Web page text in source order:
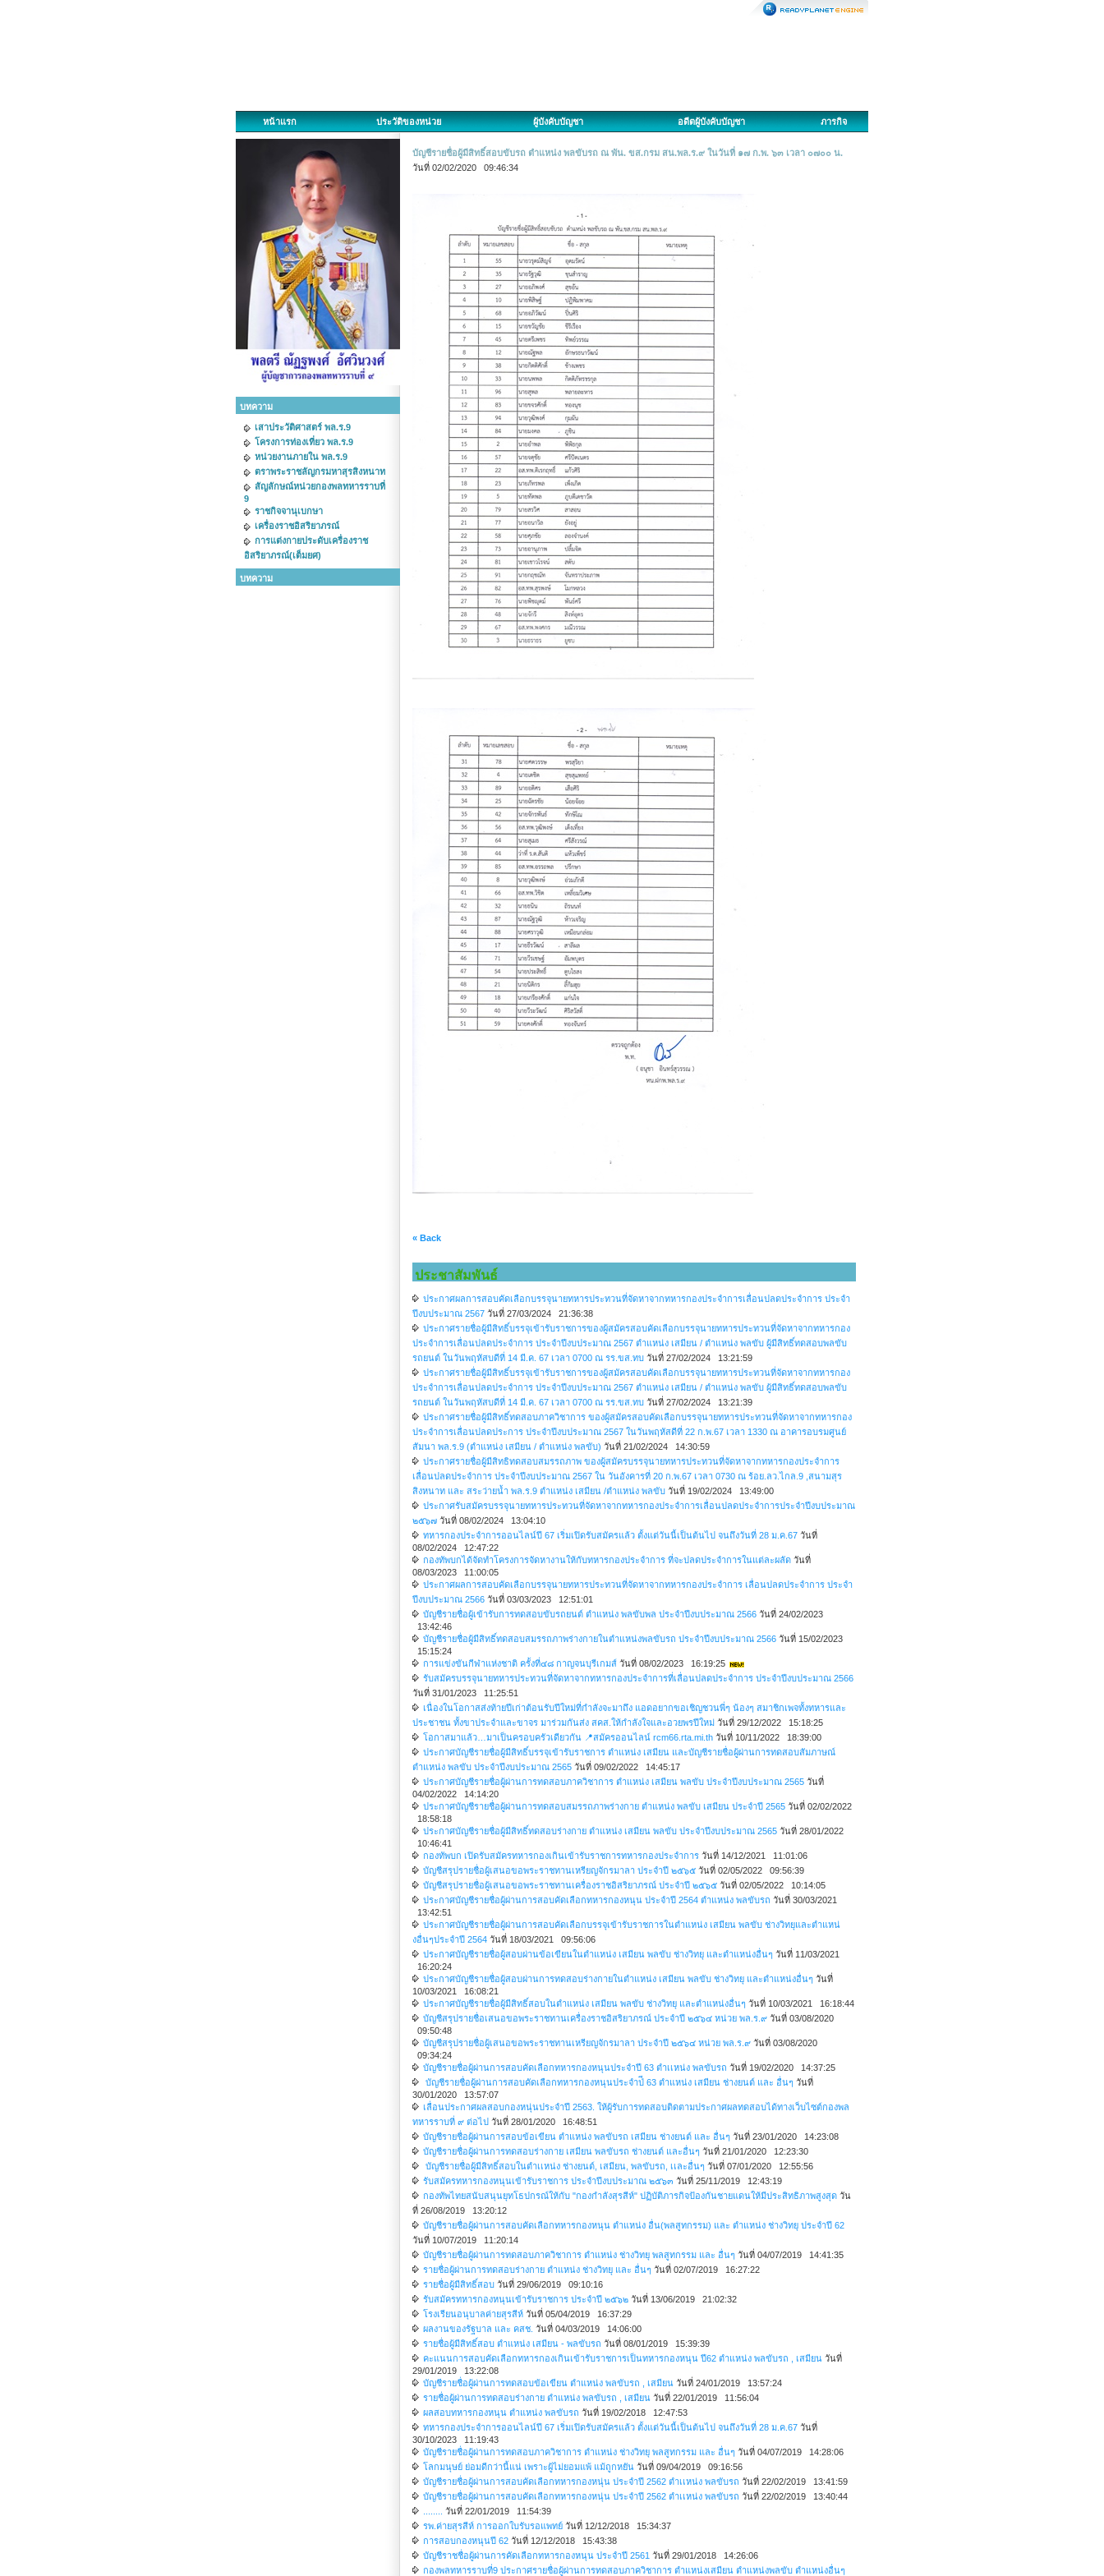
หน้าแรก ประวัติของหน่วย ผู้บังคับบัญชา อดีตผู้บังคับบัญชา ภารกิจ
บทความ
เสาประวัติศาสตร์ พล.ร.9
โครงการท่องเที่ยว พล.ร.9
หน่วยงานภายใน พล.ร.9
ตราพระราชลัญกรมหาสุรสิงหนาท
สัญลักษณ์หน่วยกองพลทหารราบที่
9
ราชกิจจานุเบกษา
เครื่องราชอิสริยาภรณ์
การแต่งกายประดับเครื่องราช
อิสริยาภรณ์(เต็มยศ)
บทความ
บัญชีรายชื่อผู้มีสิทธิ์สอบขับรถ ตำแหน่ง พลขับรถ ณ พัน. ขส.กรม สน.พล.ร.๙ ในวันที่ ๑๗ ก.พ. ๖๓ เวลา ๐๗๐๐ น.
วันที่ 02/02/2020 09:46:34
« Back
ประชาสัมพันธ์
ประกาศผลการสอบคัดเลือกบรรจุนายทหารประทวนที่จัดหาจากทหารกองประจำการเลื่อนปลดประจำการ ประจำ
ปีงบประมาณ 2567 วันที่ 27/03/2024 21:36:38
ประกาศรายชื่อผู้มีสิทธิ์บรรจุเข้ารับราชการของผู้สมัครสอบคัดเลือกบรรจุนายทหารประทวนที่จัดหาจากทหารกอง
ประจำการเลื่อนปลดประจำการ ประจำปีงบประมาณ 2567 ตำแหน่ง เสมียน / ตำแหน่ง พลขับ ผู้มีสิทธิ์ทดสอบพลขับ
รถยนต์ ในวันพฤหัสบดีที่ 14 มี.ค. 67 เวลา 0700 ณ รร.ขส.ทบ วันที่ 27/02/2024 13:21:59
ประกาศรายชื่อผู้มีสิทธิ์บรรจุเข้ารับราชการของผู้สมัครสอบคัดเลือกบรรจุนายทหารประทวนที่จัดหาจากทหารกอง
ประจำการเลื่อนปลดประจำการ ประจำปีงบประมาณ 2567 ตำแหน่ง เสมียน / ตำแหน่ง พลขับ ผู้มีสิทธิ์ทดสอบพลขับ
รถยนต์ ในวันพฤหัสบดีที่ 14 มี.ค. 67 เวลา 0700 ณ รร.ขส.ทบ วันที่ 27/02/2024 13:21:39
ประกาศรายชื่อผู้มีสิทธิ์ทดสอบภาควิชาการ ของผู้สมัครสอบคัดเลือกบรรจุนายทหารประทวนที่จัดหาจากทหารกอง
ประจำการเลื่อนปลดประการ ประจำปีงบประมาณ 2567 ในวันพฤหัสดีที่ 22 ก.พ.67 เวลา 1330 ณ อาคารอบรมศูนย์
สัมนา พล.ร.9 (ตำแหน่ง เสมียน / ตำแหน่ง พลขับ) วันที่ 21/02/2024 14:30:59
ประกาศรายชื่อผู้มีสิทธิทดสอบสมรรถภาพ ของผู้สมัครบรรจุนายทหารประทวนที่จัดหาจากทหารกองประจำการ
เลื่อนปลดประจำการ ประจำปีงบประมาณ 2567 ใน วันอังคารที่ 20 ก.พ.67 เวลา 0730 ณ ร้อย.ลว.ไกล.9 ,สนามสุร
สิงหนาท และ สระว่ายน้ำ พล.ร.9 ตำแหน่ง เสมียน /ตำแหน่ง พลขับ วันที่ 19/02/2024 13:49:00
ประกาศรับสมัครบรรจุนายทหารประทวนที่จัดหาจากทหารกองประจำการเลื่อนปลดประจำการประจำปีงบประมาณ
๒๕๖๗ วันที่ 08/02/2024 13:04:10
ทหารกองประจำการออนไลน์ปี 67 เริ่มเปิดรับสมัครแล้ว ตั้งแต่วันนี้เป็นต้นไป จนถึงวันที่ 28 ม.ค.67 วันที่
08/02/2024 12:47:22
กองทัพบกได้จัดทำโครงการจัดหางานให้กับทหารกองประจำการ ที่จะปลดประจำการในแต่ละผลัด วันที่
08/03/2023 11:00:05
ประกาศผลการสอบคัดเลือกบรรจุนายทหารประทวนที่จัดหาจากทหารกองประจำการ เลื่อนปลดประจำการ ประจำ
ปีงบประมาณ 2566 วันที่ 03/03/2023 12:51:01
บัญชีรายชื่อผู้เข้ารับการทดสอบขับรถยนต์ ตำแหน่ง พลขับพล ประจำปีงบประมาณ 2566 วันที่ 24/02/2023
13:42:46
บัญชีรายชื่อผู้มีสิทธิ์ทดสอบสมรรถภาพร่างกายในตำแหน่งพลขับรถ ประจำปีงบประมาณ 2566 วันที่ 15/02/2023
15:15:24
การแข่งขันกีฬาแห่งชาติ ครั้งที่๔๘ กาญจนบุรีเกมส์ วันที่ 08/02/2023 16:19:25
รับสมัครบรรจุนายทหารประทวนที่จัดหาจากทหารกองประจำการที่เลื่อนปลดประจำการ ประจำปีงบประมาณ 2566
วันที่ 31/01/2023 11:25:51
เนื่องในโอกาสส่งท้ายปีเก่าต้อนรับปีใหม่ที่กำลังจะมาถึง แอดอยากขอเชิญชวนพี่ๆ น้องๆ สมาชิกเพจทั้งทหารและ
ประชาชน ทั้งขาประจำและขาจร มาร่วมกันส่ง สคส.ให้กำลังใจและอวยพรปีใหม่ วันที่ 29/12/2022 15:18:25
โอกาสมาแล้ว…มาเป็นครอบครัวเดียวกัน 📍สมัครออนไลน์ rcm66.rta.mi.th วันที่ 10/11/2022 18:39:00
ประกาศบัญชีรายชื่อผู้มีสิทธิ์บรรจุเข้ารับราชการ ตำแหน่ง เสมียน และบัญชีรายชื่อผู้ผ่านการทดสอบสัมภาษณ์
ตำแหน่ง พลขับ ประจำปีงบประมาณ 2565 วันที่ 09/02/2022 14:45:17
ประกาศบัญชีรายชื่อผู้ผ่านการทดสอบภาควิชาการ ตำแหน่ง เสมียน พลขับ ประจำปีงบประมาณ 2565 วันที่
04/02/2022 14:14:20
ประกาศบัญชีรายชื่อผู้ผ่านการทดสอบสมรรถภาพร่างกาย ตำแหน่ง พลขับ เสมียน ประจำปี 2565 วันที่ 02/02/2022
18:58:18
ประกาศบัญชีรายชื่อผู้มีสิทธิ์ทดสอบร่างกาย ตำแหน่ง เสมียน พลขับ ประจำปีงบประมาณ 2565 วันที่ 28/01/2022
10:46:41
กองทัพบก เปิดรับสมัครทหารกองเกินเข้ารับราชการทหารกองประจำการ วันที่ 14/12/2021 11:01:06
บัญชีสรุปรายชื่อผู้เสนอขอพระราชทานเหรียญจักรมาลา ประจำปี ๒๕๖๕ วันที่ 02/05/2022 09:56:39
บัญชีสรุปรายชื่อผู้เสนอขอพระราชทานเครื่องราชอิสริยาภรณ์ ประจำปี ๒๕๖๕ วันที่ 02/05/2022 10:14:05
ประกาศบัญชีรายชื่อผู้ผ่านการสอบคัดเลือกทหารกองหนุน ประจำปี 2564 ตำแหน่ง พลขับรถ วันที่ 30/03/2021
13:42:51
ประกาศบัญชีรายชื่อผู้ผ่านการสอบคัดเลือกบรรจุเข้ารับราชการในตำแหน่ง เสมียน พลขับ ช่างวิทยุและตำแหน่
งอื่นๆประจำปี 2564 วันที่ 18/03/2021 09:56:06
ประกาศบัญชีรายชื่อผู้สอบผ่านข้อเขียนในตำแหน่ง เสมียน พลขับ ช่างวิทยุ และตำแหน่งอื่นๆ วันที่ 11/03/2021
16:20:24
ประกาศบัญชีรายชื่อผู้สอบผ่านการทดสอบร่างกายในตำแหน่ง เสมียน พลขับ ช่างวิทยุ และตำแหน่งอื่นๆ วันที่
10/03/2021 16:08:21
ประกาศบัญชีรายชื่อผู้มีสิทธิ์สอบในตำแหน่ง เสมียน พลขับ ช่างวิทยุ และตำแหน่งอื่นๆ วันที่ 10/03/2021 16:18:44
บัญชีสรุปรายชื่อเสนอขอพระราชทานเครื่องราชอิสริยาภรณ์ ประจำปี ๒๕๖๔ หน่วย พล.ร.๙ วันที่ 03/08/2020
09:50:48
บัญชีสรุปรายชื่อผู้เสนอขอพระราชทานเหรียญจักรมาลา ประจำปี ๒๕๖๔ หน่วย พล.ร.๙ วันที่ 03/08/2020
09:34:24
บัญชีรายชื่อผู้ผ่านการสอบคัดเลือกทหารกองหนุนประจำปี 63 ตำเเหน่ง พลขับรถ วันที่ 19/02/2020 14:37:25
บัญชีรายชื่อผู้ผ่านการสอบคัดเลือกทหารกองหนุนประจำป่ี 63 ตำแหน่ง เสมียน ช่างยนต์ และ อื่นๆ วันที่
30/01/2020 13:57:07
เลื่อนประกาศผลสอบกองหนุ่นประจำปี 2563. ให้ผู้รับการทดสอบติดตามประกาศผลทดสอบได้ทางเว็บไซต์กองพล
ทหารราบที่ ๙ ต่อไป วันที่ 28/01/2020 16:48:51
บัญชีรายชื่อผู้ผ่านการสอบข้อเขียน ตำแหน่ง พลขับรถ เสมียน ช่างยนต์ และ อื่นๆ วันที่ 23/01/2020 14:23:08
บัญชีรายชื่อผู้ผ่านการทดสอบร่างกาย เสมียน พลขับรถ ช่างยนต์ และอื่นๆ วันที่ 21/01/2020 12:23:30
บัญชีรายชื่อผู้มีสิทธิ์สอบในตำเเหน่ง ช่างยนต์, เสมียน, พลขับรถ, เเละอื่นๆ วันที่ 07/01/2020 12:55:56
รับสมัครทหารกองหนุนเข้ารับราชการ ประจำปีงบประมาณ ๒๕๖๓ วันที่ 25/11/2019 12:43:19
กองทัพไทยสนับสนุนยุทโธปกรณ์ให้กับ "กองกำลังสุรสีห์" ปฏิบัติภารกิจป้องกันชายแดนให้มีประสิทธิภาพสูงสุด วัน
ที่ 26/08/2019 13:20:12
บัญชีรายชื่อผู้ผ่านการสอบคัดเลือกทหารกองหนุน ตำแหน่ง อื่น(พลสูทกรรม) และ ตำแหน่ง ช่างวิทยุ ประจำปี 62
วันที่ 10/07/2019 11:20:14
บัญชีรายชื่อผู้ผ่านการทดสอบภาควิชาการ ตำแหน่ง ช่างวิทยุ พลสูทกรรม และ อื่นๆ วันที่ 04/07/2019 14:41:35
รายชื่อผู้ผ่านการทดสอบร่างกาย ตำแหน่ง ช่างวิทยุ และ อื่นๆ วันที่ 02/07/2019 16:27:22
รายชื่อผู้มีสิทธิ์สอบ วันที่ 29/06/2019 09:10:16
รับสมัครทหารกองหนุนเข้ารับราชการ ประจำปี ๒๕๖๒ วันที่ 13/06/2019 21:02:32
โรงเรียนอนุบาลค่ายสุรสีห์ วันที่ 05/04/2019 16:37:29
ผลงานของรัฐบาล และ คสช. วันที่ 04/03/2019 14:06:00
รายชื่อผู้มีสิทธิ์สอบ ตำแหน่ง เสมียน - พลขับรถ วันที่ 08/01/2019 15:39:39
คะแนนการสอบคัดเลือกทหารกองเกินเข้ารับราชการเป็นทหารกองหนุน ปี62 ตำแหน่ง พลขับรถ , เสมียน วันที่
29/01/2019 13:22:08
บัญชีรายชื่อผู้ผ่านการทดสอบข้อเขียน ตำแหน่ง พลขับรถ , เสมียน วันที่ 24/01/2019 13:57:24
รายชื่อผู้ผ่านการทดสอบร่างกาย ตำแหน่ง พลขับรถ , เสมียน วันที่ 22/01/2019 11:56:04
ผลสอบทหารกองหนุน ตำแหน่ง พลขับรถ วันที่ 19/02/2018 12:47:53
ทหารกองประจำการออนไลน์ปี 67 เริ่มเปิดรับสมัครแล้ว ตั้งแต่วันนี้เป็นต้นไป จนถึงวันที่ 28 ม.ค.67 วันที่
30/10/2023 11:19:43
บัญชีรายชื่อผู้ผ่านการทดสอบภาควิชาการ ตำแหน่ง ช่างวิทยุ พลสูทกรรม และ อื่นๆ วันที่ 04/07/2019 14:28:06
โลกมนุษย์ ย่อมดีกว่านี้แน่ เพราะผู้ไม่ยอมแพ้ แม้ถูกหยัน วันที่ 09/04/2019 09:16:56
บัญชีรายชื่อผู้ผ่านการสอบคัดเลือกทหารกองหนุ่น ประจำปี 2562 ตำเเหน่ง พลขับรถ วันที่ 22/02/2019 13:41:59
บัญชีรายชื่อผู้ผ่านการสอบคัดเลือกทหารกองหนุ่น ประจำปี 2562 ตำเเหน่ง พลขับรถ วันที่ 22/02/2019 13:40:44
วันที่ 22/01/2019 11:54:39
รพ.ค่ายสุรสีห์ การออกใบรับรอแพทย์ วันที่ 12/12/2018 15:34:37
การสอบกองหนุนปี 62 วันที่ 12/12/2018 15:43:38
บัญชีราชชื่อผู้ผ่านการคัดเลือกทหารกองหนุน ประจำปี 2561 วันที่ 29/01/2018 14:26:06
กองพลทหารราบที่9 ประกาศรายชื่อผู้ผ่านการทดสอบภาควิชาการ ตำแหน่งเสมียน ตำแหน่งพลขับ ตำแหน่งอื่นๆ